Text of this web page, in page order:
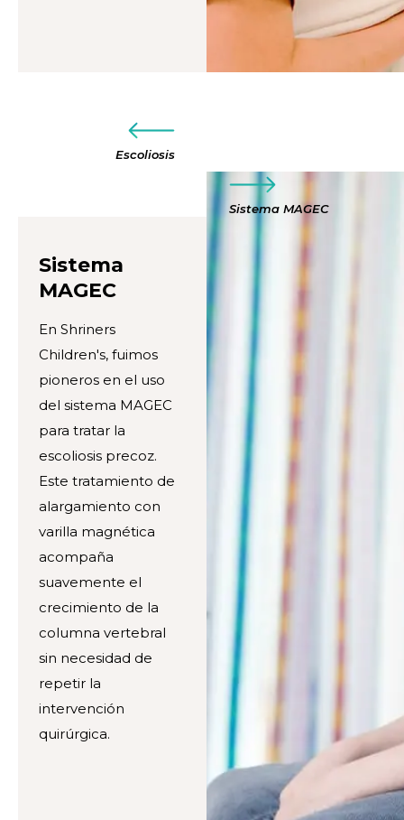
Escoliosis
Sistema MAGEC
Sistema
MAGEC
En Shriners
Children's, fuimos
pioneros en el uso
del sistema MAGEC
para tratar la
escoliosis precoz.
Este tratamiento de
alargamiento con
varilla magnética
acompaña
suavemente el
crecimiento de la
columna vertebral
sin necesidad de
repetir la
intervención
quirúrgica.